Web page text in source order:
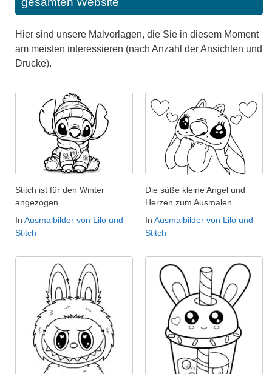
Hier sind unsere Malvorlagen, die Sie in diesem Moment
am meisten interessieren (nach Anzahl der Ansichten und
Drucke).
Stitch ist für den Winter
angezogen.
In Ausmalbilder von Lilo und
Stitch
Die süße kleine Angel und
Herzen zum Ausmalen
In Ausmalbilder von Lilo und
Stitch